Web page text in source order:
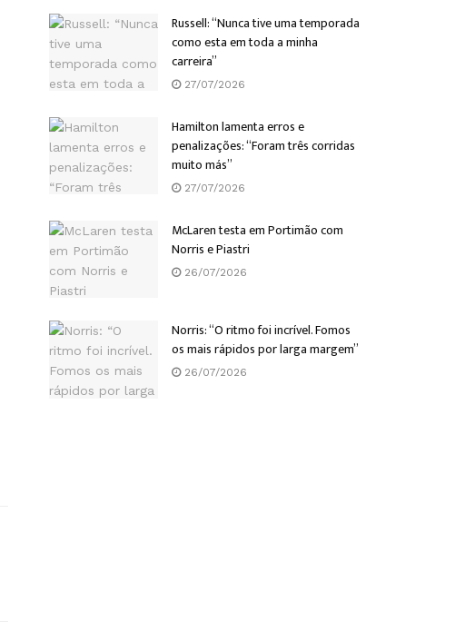
Russell: “Nunca tive uma temporada
como esta em toda a minha
carreira”
27/07/2026
Hamilton lamenta erros e
penalizações: “Foram três corridas
muito más”
27/07/2026
McLaren testa em Portimão com
Norris e Piastri
26/07/2026
Norris: “O ritmo foi incrível. Fomos
os mais rápidos por larga margem”
26/07/2026